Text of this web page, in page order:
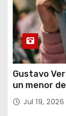
Gustavo
un menor
hipótesis
caratulado
Jul 19, 2026